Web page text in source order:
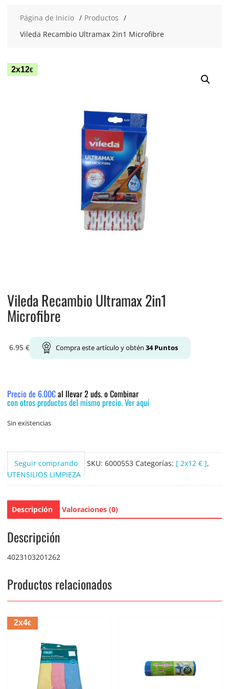
Página de Inicio
Productos
Vileda Recambio Ultramax 2in1 Microfibre
2x12€
Vileda Recambio Ultramax 2in1
Microfibre
6.95 € Compra este artículo y obtén 34Puntos
Precio de 6.00€al llevar 2 uds. o Combinar
con otros productos del mismo precio. Ver aquí
Sin existencias
Seguir comprando SKU: 6000553 Categorías: [ 2x12 € ],
UTENSILIOS LIMPIEZA
Descripción Valoraciones (0)
Descripción
4023103201262
Productos relacionados
2x4€